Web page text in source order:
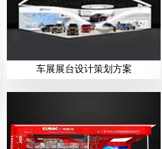
车展展台设计策划方案